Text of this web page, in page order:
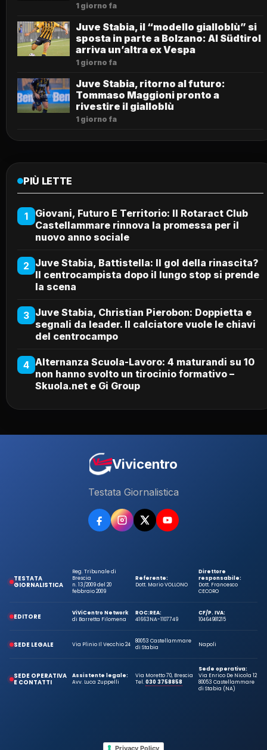
1 giorno fa
Juve Stabia, il “modello gialloblù” si
sposta in parte a Bolzano: Al Südtirol
arriva un’altra ex Vespa
1 giorno fa
Juve Stabia, ritorno al futuro:
Tommaso Maggioni pronto a
rivestire il gialloblù
1 giorno fa
PIÙ LETTE
1
Giovani, Futuro E Territorio: Il Rotaract Club
Castellammare rinnova la promessa per il
nuovo anno sociale
2 Juve Stabia, Battistella: Il gol della rinascita?
Il centrocampista dopo il lungo stop si prende
la scena
3 Juve Stabia, Christian Pierobon: Doppietta e
segnali da leader. Il calciatore vuole le chiavi
del centrocampo
4 Alternanza Scuola-Lavoro: 4 maturandi su 10
non hanno svolto un tirocinio formativo –
Skuola.net e Gi Group
Vivicentro
Testata Giornalistica
TESTATA
GIORNALISTICA
Reg. Tribunale di
Brescia
n. 13/2009 del 20
febbraio 2009
Referente:
Dott. Mario VOLLONO
Direttore
responsabile:
Dott. Francesco
CECORO
EDITORE
ViViCentro Network
di Barretta Filomena
ROC:
41663
REA:
NA-1107749
CF/P. IVA:
10464981215
SEDE LEGALE Via Plinio Il Vecchio 24
80053 Castellammare
di Stabia
Napoli
SEDE OPERATIVA
E CONTATTI
Assistente legale:
Avv. Luca Zuppelli
Via Moretto 70, Brescia
Tel.030 3758858
Sede operativa:
Via Enrico De Nicola 12
80053 Castellammare
di Stabia (NA)